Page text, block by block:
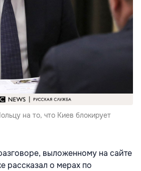
на то, что Киев блокирует
выложенному на сайте
рассказал о мерах по